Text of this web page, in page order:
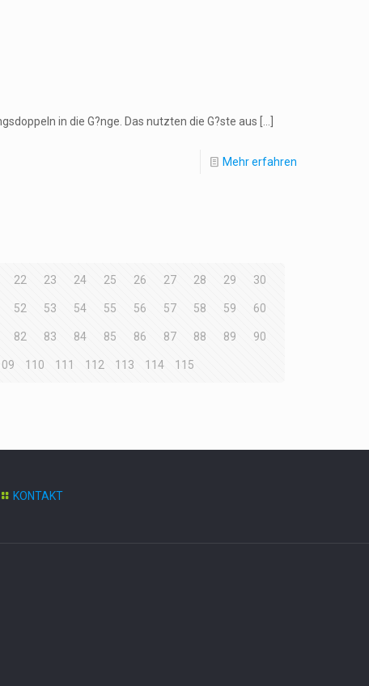
in die G?nge. Das nutzten die G?ste aus
Mehr erfahren
22 23 24 25 26 27 28 29 30
52 53 54 55 56 57 58 59 60
82 83 84 85 86 87 88 89 90
110 111 112 113 114 115
KONTAKT